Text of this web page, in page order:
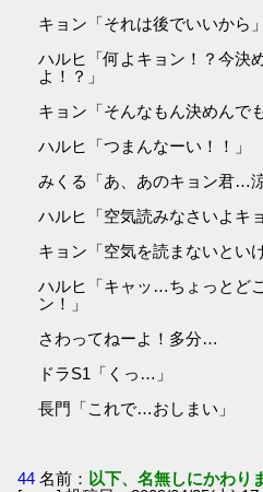
キョン「それは後でいいから」
ハルヒ「何よキョン！？今決
よ！？」
キョン「そんなもん決めんで
ハルヒ「つまんなーい！！」
みくる「あ、あのキョン君…
ハルヒ「空気読みなさいよキ
キョン「空気を読まないとい
ハルヒ「キャッ…ちょっとど
ン！」
さわってねーよ！多分…
ドラS1「くっ…」
長門「これで…おしまい」
44 名前： 以下、名無しにかわり